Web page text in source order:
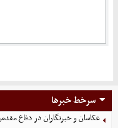
سرخط خبرها
عکاسان و خبرنگاران در دفاع